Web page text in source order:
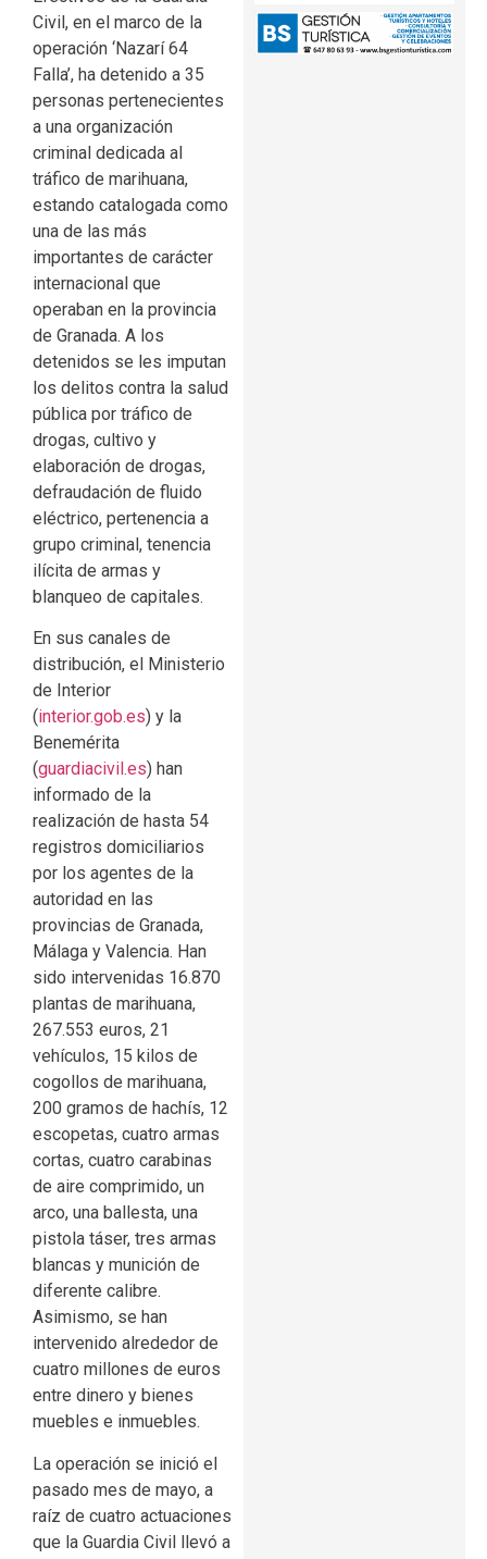
Civil, en el marco de la
operación ‘Nazarí 64
Falla’, ha detenido a 35
personas pertenecientes
a una organización
criminal dedicada al
tráfico de marihuana,
estando catalogada como
una de las más
importantes de carácter
internacional que
operaban en la provincia
de Granada. A los
detenidos se les imputan
los delitos contra la salud
pública por tráfico de
drogas, cultivo y
elaboración de drogas,
defraudación de fluido
eléctrico, pertenencia a
grupo criminal, tenencia
ilícita de armas y
blanqueo de capitales.
En sus canales de
distribución, el Ministerio
de Interior
(interior.gob.es) y la
Benemérita
(guardiacivil.es) han
informado de la
realización de hasta 54
registros domiciliarios
por los agentes de la
autoridad en las
provincias de Granada,
Málaga y Valencia. Han
sido intervenidas 16.870
plantas de marihuana,
267.553 euros, 21
vehículos, 15 kilos de
cogollos de marihuana,
200 gramos de hachís, 12
escopetas, cuatro armas
cortas, cuatro carabinas
de aire comprimido, un
arco, una ballesta, una
pistola táser, tres armas
blancas y munición de
diferente calibre.
Asimismo, se han
intervenido alrededor de
cuatro millones de euros
entre dinero y bienes
muebles e inmuebles.
La operación se inició el
pasado mes de mayo, a
raíz de cuatro actuaciones
que la Guardia Civil llevó a